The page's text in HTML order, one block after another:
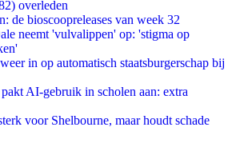
overleden
de bioscoopreleases van week 32
neemt 'vulvalippen' op: 'stigma op
in op automatisch staatsburgerschap bij
AI-gebruik in scholen aan: extra
voor Shelbourne, maar houdt schade